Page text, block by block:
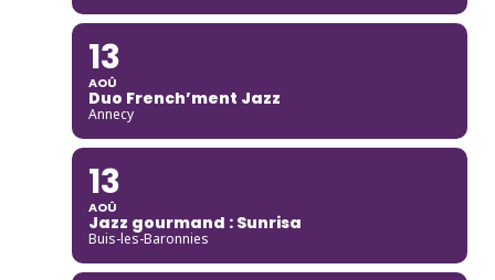
13
AOÛ
Duo French’ment Jazz
Annecy
13
AOÛ
Jazz gourmand : Sunrisa
Buis-les-Baronnies